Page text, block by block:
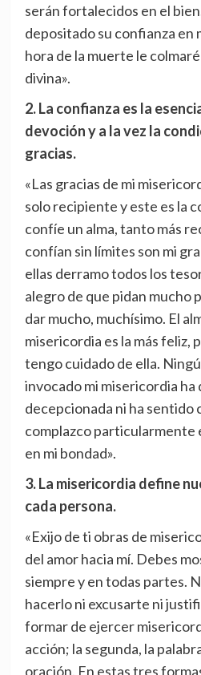
serán fortalecidos en el
depositado su confianza en
hora de la muerte le
divina».
2. La confianza es la
devoción y a la vez la
gracias.
«Las gracias de mi
solo recipiente y este es la
confíe un alma, tanto más
confían sin límites son mi
ellas derramo todos los
alegro de que pidan mucho
dar mucho, muchísimo. El
misericordia es la más feliz,
tengo cuidado de ella.
invocado mi misericordia ha
decepcionada ni ha sentido
complazco particularmente
en mi bondad».
3. La misericordia define
cada persona.
«Exijo de ti obras de
del amor hacia mí. Debes
siempre y en todas partes.
hacerlo ni excusarte ni
formar de ejercer
acción; la segunda, la
oración. En estas tres